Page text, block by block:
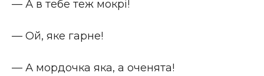
— А в тебе теж мокрі!
— Ой, яке гарне!
— А мордочка яка, а оченята!